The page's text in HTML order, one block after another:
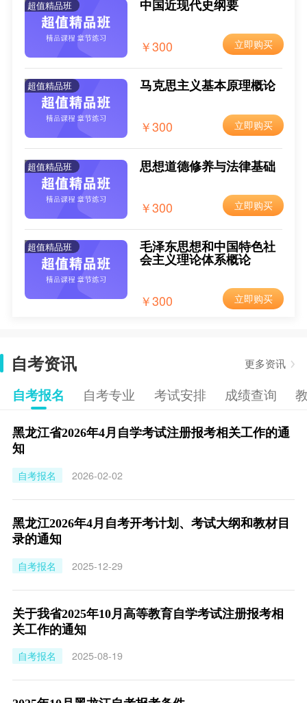
2025年10月黑龙江自考报名入口
2025-05-26
东北农业大学2025年上半年自考东北农业大学本科二学历、专升本新生报名注册的通知
2025-02-28
关于黑龙江省2025年4月高等教育自学考试注册报考相关工作的通知
2025-02-17
2025年4月黑龙江自考报名入口已开通
2025年4月黑龙江自考报名时间
2024-12-09
2025年4月黑龙江自考新生注册流程
2024-12-09
2025年4月黑龙江自考报名流程
超值精品班 中国近现代史纲要
￥300 立即购买
超值精品班 马克思主义基本原理概论
￥300 立即购买
超值精品班 思想道德修养与法律基础
￥300 立即购买
超值精品班 毛泽东思想和中国特色社
会主义理论体系概论
￥300 立即购买
自考资讯 更多资讯
自考报名 自考专业 考试安排 成绩查询
黑龙江省2026年4月自学考试注册报考相关工作的通
知
自考报名
2026-02-02
黑龙江2026年4月自考开考计划、考试大纲和教材目
录的通知
自考报名
2025-12-29
关于我省2025年10月高等教育自学考试注册报考相
关工作的通知
自考报名
2025-08-19